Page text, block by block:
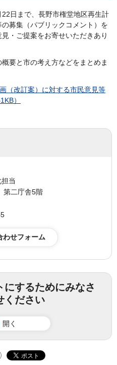
日まで、長野市権堂地区再生計
募集（パブリックコメント）を
・ご提案をお寄せいただきあり
要と市の考え方などをまとめま
（改訂案）に対する市民意見等
）
当
二庁舎5階
にするためにみなさ
ください
開く